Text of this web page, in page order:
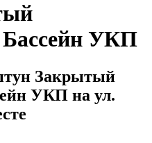
УКП
Закрытый
УКП на ул.